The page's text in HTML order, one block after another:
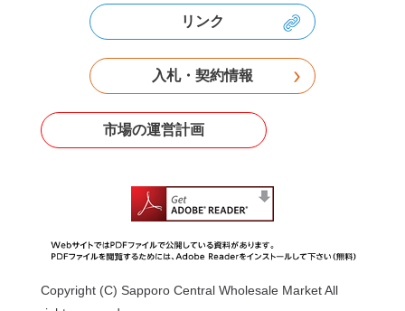
リンク
入札・契約情報
市場の運営計画
Copyright (C) Sapporo Central Wholesale Market All